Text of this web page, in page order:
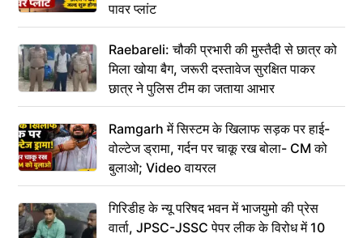
पावर प्लांट
Raebareli: चौकी प्रभारी की मुस्तैदी से छात्र को
मिला खोया बैग, जरूरी दस्तावेज सुरक्षित पाकर
छात्र ने पुलिस टीम का जताया आभार
Ramgarh में सिस्टम के खिलाफ सड़क पर हाई-
वोल्टेज ड्रामा, गर्दन पर चाकू रख बोला- CM को
बुलाओ; Video वायरल
गिरिडीह के न्यू परिषद भवन में भाजयुमो की प्रेस
वार्ता, JPSC-JSSC पेपर लीक के विरोध में 10